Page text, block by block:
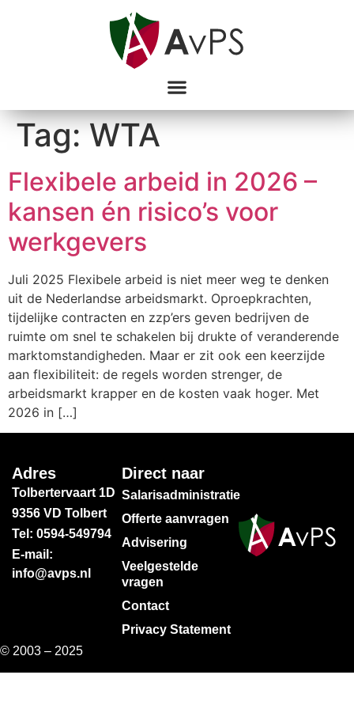
Tag:WTA
Flexibele arbeid in 2026 –
kansen én risico’s voor
werkgevers
Juli 2025 Flexibele arbeid is niet meer weg te denken
uit de Nederlandse arbeidsmarkt. Oproepkrachten,
tijdelijke contracten en zzp’ers geven bedrijven de
ruimte om snel te schakelen bij drukte of veranderende
marktomstandigheden. Maar er zit ook een keerzijde
aan flexibiliteit: de regels worden strenger, de
arbeidsmarkt krapper en de kosten vaak hoger. Met
2026 in […]
Adres
Tolbertervaart 1D
9356 VD Tolbert
Tel: 0594-549794
E-mail:
info@avps.nl
Direct naar
Salarisadministratie
Offerte aanvragen
Advisering
Veelgestelde
vragen
Contact
Privacy Statement
© 2003 – 2025